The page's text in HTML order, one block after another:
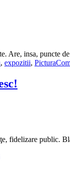
Are, insa, puncte
, expozitii, Pictura
fidelizare public.